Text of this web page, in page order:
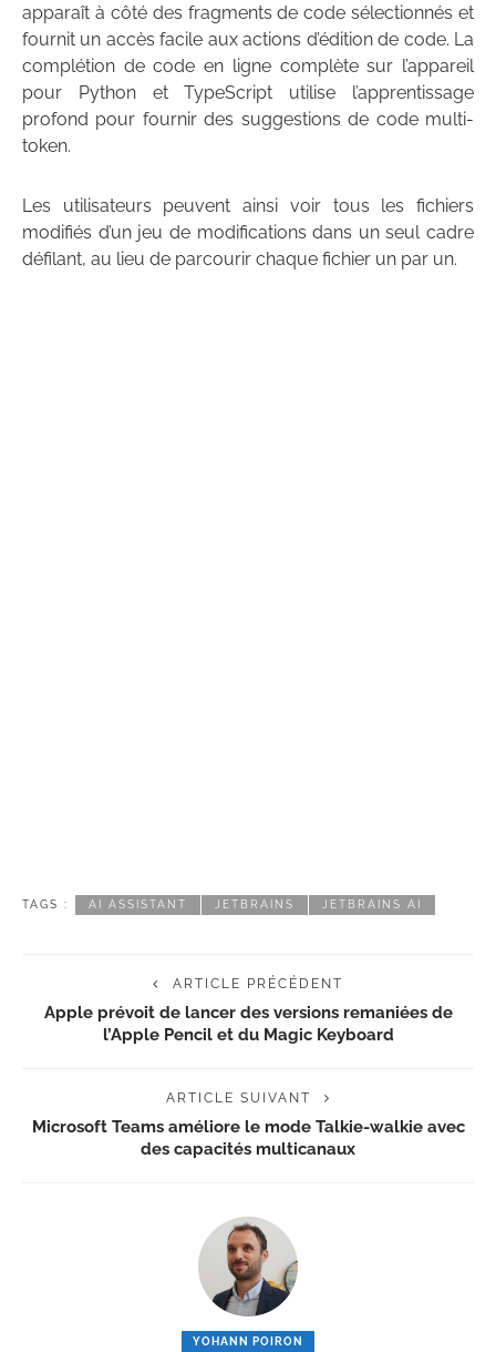
apparaît à côté des fragments de code sélectionnés et
fournit un accès facile aux actions d’édition de code. La
complétion de code en ligne complète sur l’appareil
pour Python et TypeScript utilise l’apprentissage
profond pour fournir des suggestions de code multi-
token.
Les utilisateurs peuvent ainsi voir tous les fichiers
modifiés d’un jeu de modifications dans un seul cadre
défilant, au lieu de parcourir chaque fichier un par un.
TAGS : AI ASSISTANT JETBRAINS JETBRAINS AI
ARTICLE PRÉCÉDENT
Apple prévoit de lancer des versions remaniées de
l’Apple Pencil et du Magic Keyboard
ARTICLE SUIVANT
Microsoft Teams améliore le mode Talkie-walkie avec
des capacités multicanaux
YOHANN POIRON